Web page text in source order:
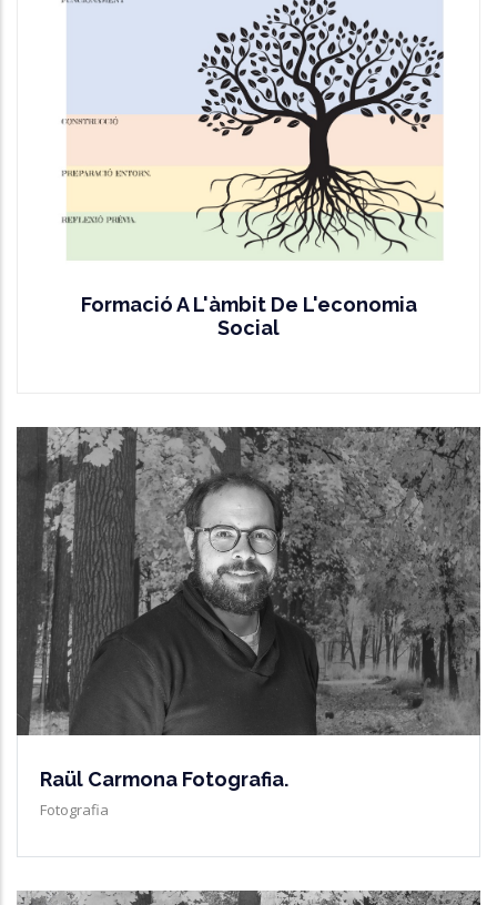
Formació A L'àmbit De L'economia
Social
Més Informació
Raül Carmona Fotografia.
Fotografia